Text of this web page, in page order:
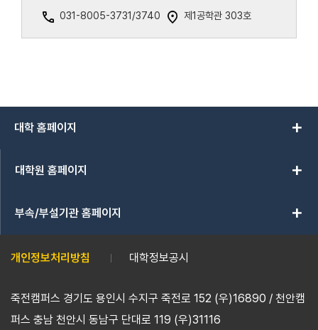
031-8005-3731/3740 제1공학관 303호
대학 홈페이지 add
대학원 홈페이지 add
부속/부설기관 홈페이지 add
개인정보처리방침 대학정보공시
죽전캠퍼스 경기도 용인시 수지구 죽전로 152 (우)16890 / 천안캠
퍼스 충남 천안시 동남구 단대로 119 (우)31116